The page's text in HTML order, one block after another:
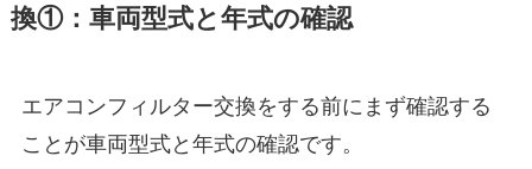
換①：車両型式と年式の確認
エアコンフィルター交換をする前にまず確認する
ことが車両型式と年式の確認です。